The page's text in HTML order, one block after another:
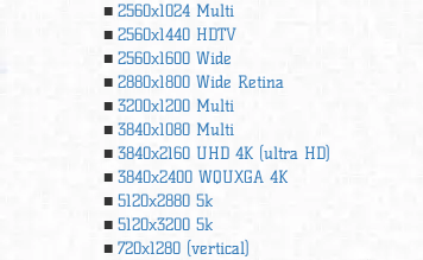
2560x1024 Multi
2560x1440 HDTV
2560x1600 Wide
2880x1800 Wide Retina
3200x1200 Multi
3840x1080 Multi
3840x2160 UHD 4К (ultra HD)
3840x2400 WQUXGA 4K
5120x2880 5k
5120x3200 5k
720x1280 (vertical)